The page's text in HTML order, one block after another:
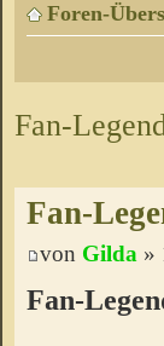
Foren-
Fan-
Fan-
von Gilda »
Fan-